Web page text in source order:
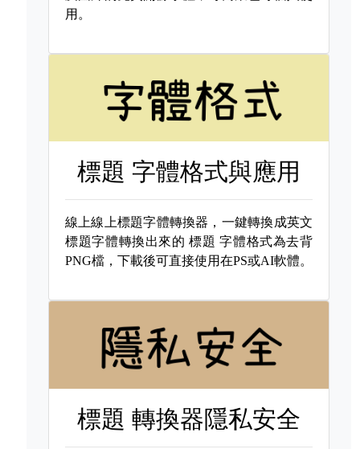
用。
標題 字體格式與應用
線上線上標題字體轉換器，一鍵轉換成英文
標題字體轉換出來的標題 字體格式為去背
PNG檔，下載後可直接使用在PS或AI軟體。
標題 轉換器隱私安全